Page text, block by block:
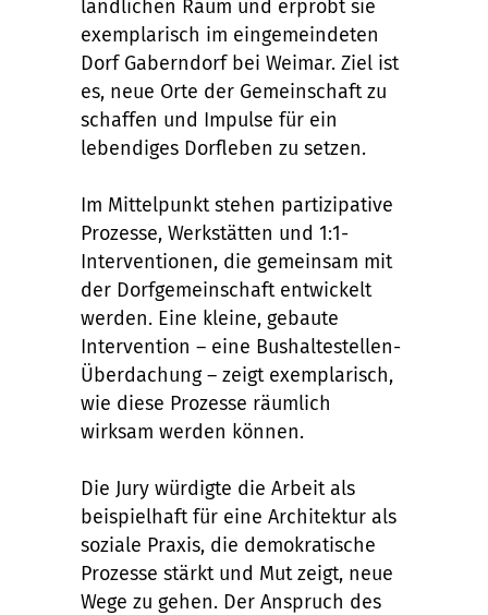
ländlichen Raum und erprobt sie
exemplarisch im eingemeindeten
Dorf Gaberndorf bei Weimar. Ziel ist
es, neue Orte der Gemeinschaft zu
schaffen und Impulse für ein
lebendiges Dorfleben zu setzen.
Im Mittelpunkt stehen partizipative
Prozesse, Werkstätten und 1:1-
Interventionen, die gemeinsam mit
der Dorfgemeinschaft entwickelt
werden. Eine kleine, gebaute
Intervention – eine Bushaltestellen-
Überdachung – zeigt exemplarisch,
wie diese Prozesse räumlich
wirksam werden können.
Die Jury würdigte die Arbeit als
beispielhaft für eine Architektur als
soziale Praxis, die demokratische
Prozesse stärkt und Mut zeigt, neue
Wege zu gehen. Der Anspruch des